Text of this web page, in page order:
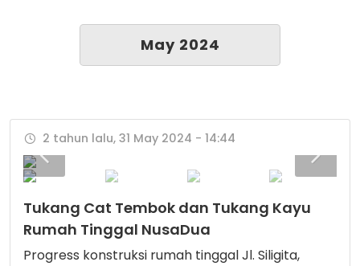
May 2024
2 tahun lalu, 31 May 2024 - 14:44
Tukang Cat Tembok dan Tukang Kayu
Rumah Tinggal NusaDua
Progress konstruksi rumah tinggal Jl. Siligita,